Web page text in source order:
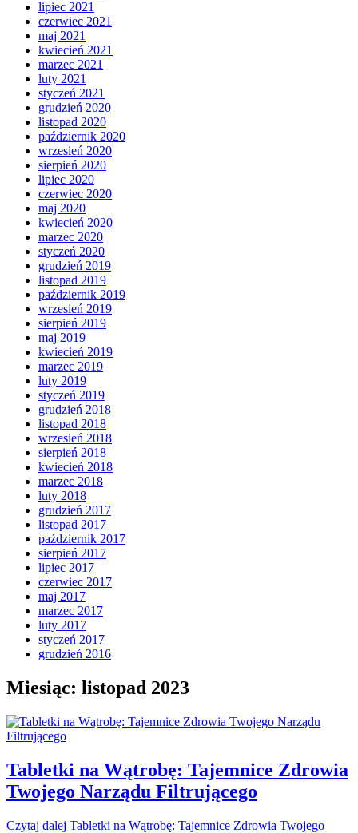
lipiec 2021
czerwiec 2021
maj 2021
kwiecień 2021
marzec 2021
luty 2021
styczeń 2021
grudzień 2020
listopad 2020
październik 2020
wrzesień 2020
sierpień 2020
lipiec 2020
czerwiec 2020
maj 2020
kwiecień 2020
marzec 2020
styczeń 2020
grudzień 2019
listopad 2019
październik 2019
wrzesień 2019
sierpień 2019
maj 2019
kwiecień 2019
marzec 2019
luty 2019
styczeń 2019
grudzień 2018
listopad 2018
wrzesień 2018
sierpień 2018
kwiecień 2018
marzec 2018
luty 2018
grudzień 2017
listopad 2017
październik 2017
sierpień 2017
lipiec 2017
czerwiec 2017
maj 2017
marzec 2017
luty 2017
styczeń 2017
grudzień 2016
Miesiąc: listopad 2023
Tabletki na Wątrobę: Tajemnice Zdrowia
Twojego Narządu Filtrującego
Czytaj dalej Tabletki na Wątrobę: Tajemnice Zdrowia Twojego